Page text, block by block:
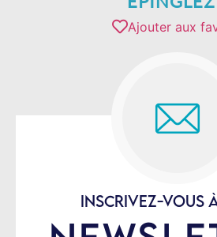
Ajouter aux
INSCRIVEZ-VOUS